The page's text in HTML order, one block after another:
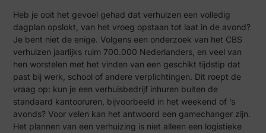
Heb je ooit het gevoel gehad dat verhuizen een volledig
dagplan opslokt, van het vroeg opstaan tot laat in de avond?
Je bent niet de enige. Volgens een onderzoek van het CBS
verhuizen jaarlijks ruim 700.000 Nederlanders, en veel van
hen worstelen met het vinden van een geschikt tijdstip dat
past bij werk, school of andere verplichtingen. Dit roept de
vraag op: kun je een verhuisbedrijf inhuren buiten de
standaard kantooruren, bijvoorbeeld in het weekend of ’s
avonds? Voor velen kan het antwoord een gamechanger zijn.
Het plannen van een verhuizing is niet alleen een logistieke